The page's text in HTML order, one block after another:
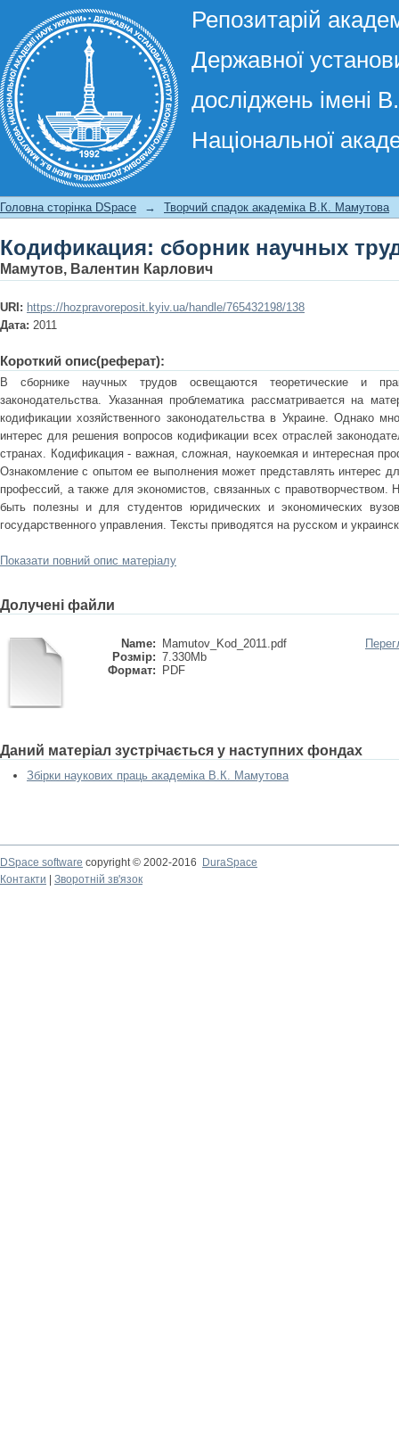
Репозитарій
Державної
досліджень імені
Національної
Кодификация: сборник научных
Головна сторінка DSpace → Творчий спадок академіка В.К. Мамутова
Кодификация: сборник научных
Мамутов, Валентин Карлович
URI: https://hozpravoreposit.kyiv.ua/handle/765432198/138
Дата: 2011
Короткий опис(реферат):
В сборнике научных трудов освещаются теоретические и
законодательства. Указанная проблематика рассматривается на
кодификации хозяйственного законодательства в Украине. Однако
интерес для решения вопросов кодификации всех отраслей
странах. Кодификация - важная, сложная, наукоемкая и интересная
Ознакомление с опытом ее выполнения может представлять интерес
профессий, а также для экономистов, связанных с правотворчеством.
быть полезны и для студентов юридических и экономических
государственного управления. Тексты приводятся на русском и
Показати повний опис матеріалу
Долучені файли
Name:
Mamutov_Kod_2011.pdf
Розмір: 7.330Mb
Формат:
PDF
Даний матеріал зустрічається у наступних фондах
Збірки наукових праць академіка В.К. Мамутова
DSpace software copyright © 2002-2016
DuraSpace
Контакти
Зворотній зв'язок